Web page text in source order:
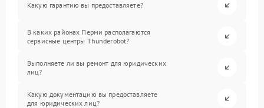
Какую гарантию вы предоставляете?
В каких районах Перми располагаются
сервисные центры Thunderobot?
Выполняете ли вы ремонт для юридических
лиц?
Какую документацию вы предоставляете
для юридических лиц?